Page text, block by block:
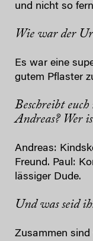
und nicht so
Wie war der
Es war eine
gutem Pflaster
Beschreibt
Andreas? Wer
Andreas:
Freund. Paul:
lässiger Dude.
Und was seid
Zusammen sind